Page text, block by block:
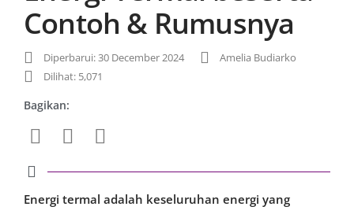
Contoh & Rumusnya
Diperbarui: 30 December 2024
Amelia Budiarko
Dilihat: 5,071
Bagikan:
Energi termal adalah keseluruhan energi yang